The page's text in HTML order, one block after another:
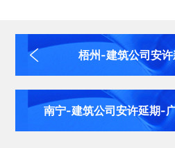
梧州-建筑公司安
南宁-建筑公司安许延期-